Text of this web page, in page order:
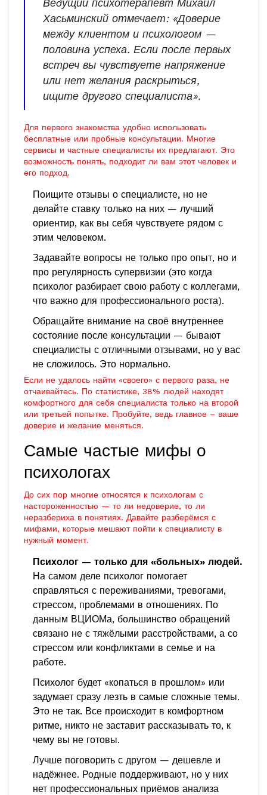
Ведущий психотерапевт Михаил
Хасьминский отмечает: «Доверие
между клиентом и психологом —
половина успеха. Если после первых
встреч вы чувствуете напряжение
или нет желания раскрыться,
ищите другого специалиста».
Для первого знакомства удобно использовать
бесплатные или пробные консультации. Многие
сервисы и частные специалисты их предлагают. Это
возможность понять, подходит ли вам этот человек и
его подход.
Поищите отзывы о специалисте, но не
делайте ставку только на них — лучший
ориентир, как вы себя чувствуете рядом с
этим человеком.
Задавайте вопросы не только про опыт, но и
про регулярность супервизии (это когда
психолог разбирает свою работу с коллегами,
что важно для профессионального роста).
Обращайте внимание на своё внутреннее
состояние после консультации — бывают
специалисты с отличными отзывами, но у вас
не сложилось. Это нормально.
Если не удалось найти «своего» с первого раза, не
отчаивайтесь. По статистике, 38% людей находят
комфортного для себя специалиста только на второй
или третьей попытке. Пробуйте, ведь главное – ваше
доверие и желание меняться.
Самые частые мифы о
психологах
До сих пор многие относятся к психологам с
настороженностью — то ли недоверие, то ли
неразбериха в понятиях. Давайте разберёмся с
мифами, которые мешают пойти к специалисту в
нужный момент.
Психолог — только для «больных» людей.
На самом деле психолог помогает
справляться с переживаниями, тревогами,
стрессом, проблемами в отношениях. По
данным ВЦИОМа, большинство обращений
связано не с тяжёлыми расстройствами, а со
стрессом или конфликтами в семье и на
работе.
Психолог будет «копаться в прошлом» или
задумает сразу лезть в самые сложные темы.
Это не так. Все происходит в комфортном
ритме, никто не заставит рассказывать то, к
чему вы не готовы.
Лучше поговорить с другом — дешевле и
надёжнее. Родные поддерживают, но у них
нет профессиональных приёмов анализа